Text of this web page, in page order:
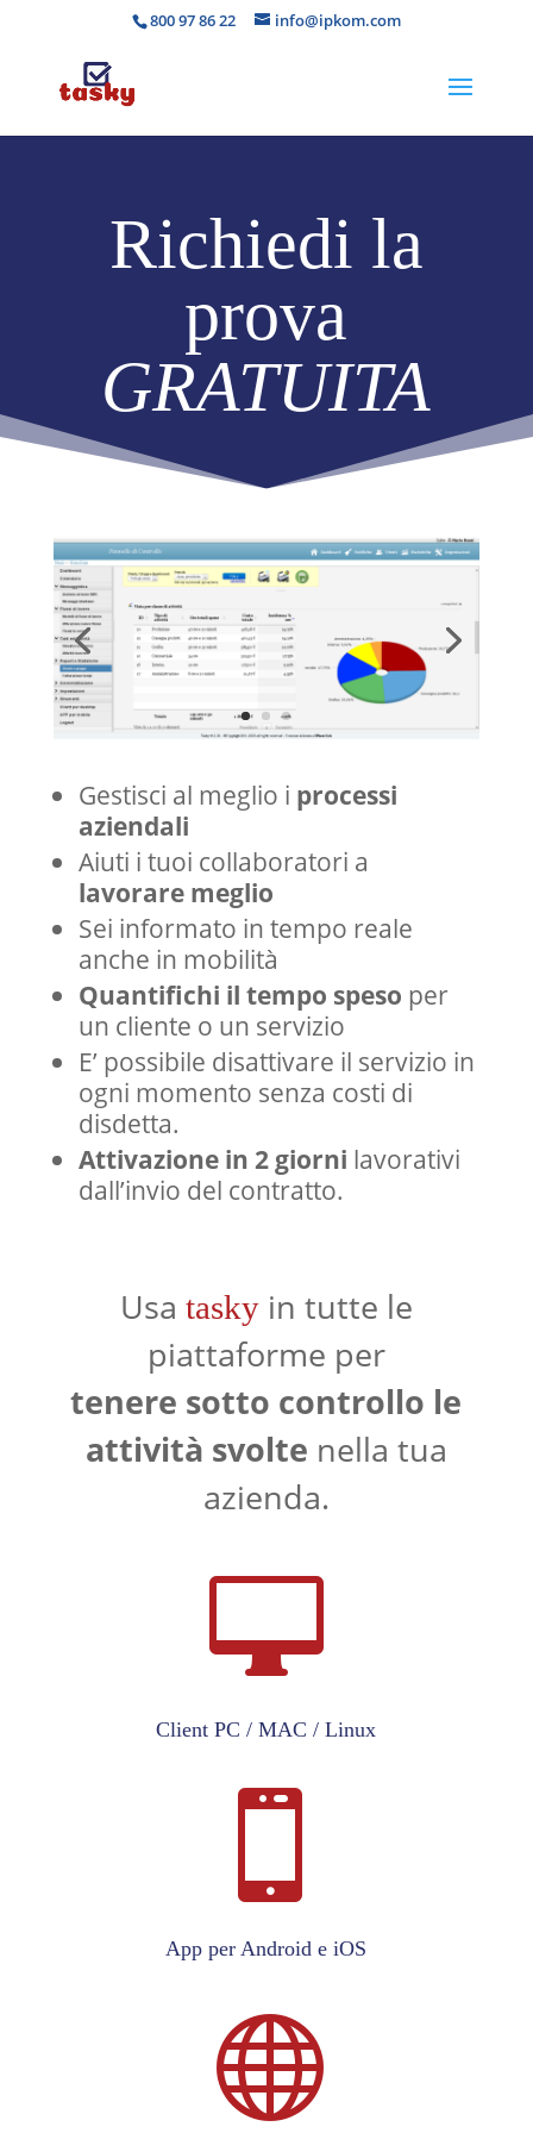
800 97 86 22 info@ipkom.com
Richiedi la
prova
GRATUITA
Gestisci al meglio i processi
aziendali
Aiuti i tuoi collaboratori a
lavorare meglio
Sei informato in tempo reale
anche in mobilità
Quantifichi il tempo speso per
un cliente o un servizio
E’ possibile disattivare il servizio in
ogni momento senza costi di
disdetta.
Attivazione in 2 giorni lavorativi
dall’invio del contratto.
Usa taskyin tutte le
piattaforme per
tenere sotto controllo le
attività svolte nella tua
azienda.

Client PC / MAC / Linux

App per Android e iOS
